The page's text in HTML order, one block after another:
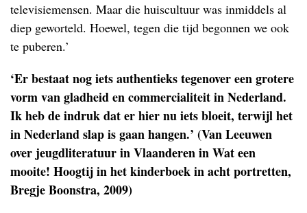
televisiemensen. Maar die huiscultuur was inmiddels al
diep geworteld. Hoewel, tegen die tijd begonnen we ook
te puberen.’
‘Er bestaat nog iets authentieks tegenover een grotere
vorm van gladheid en commercialiteit in Nederland.
Ik heb de indruk dat er hier nu iets bloeit, terwijl het
in Nederland slap is gaan hangen.’ (Van Leeuwen
over jeugdliteratuur in Vlaanderen in Wat een
mooite! Hoogtij in het kinderboek in acht portretten,
Bregje Boonstra, 2009)